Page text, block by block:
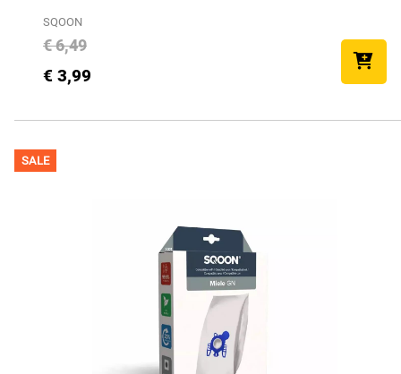
SQOON
€ 6,49
€ 3,99
SALE